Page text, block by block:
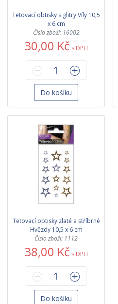
Tetovací obtisky s glitry Víly 10,5
x 6 cm
Číslo zboží: 16002
30,00 Kč s DPH
Do košíku
Tetovací obtisky zlaté a stříbrné
Hvězdy 10,5 x 6 cm
Číslo zboží: 1112
38,00 Kč s DPH
Do košíku